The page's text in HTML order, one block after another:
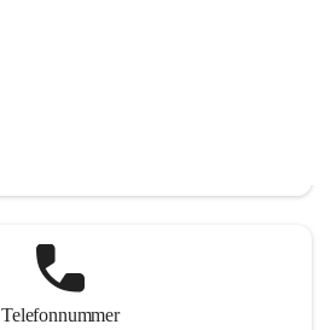
Telefonnummer